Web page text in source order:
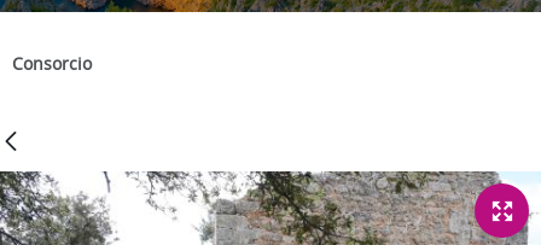
Consorcio